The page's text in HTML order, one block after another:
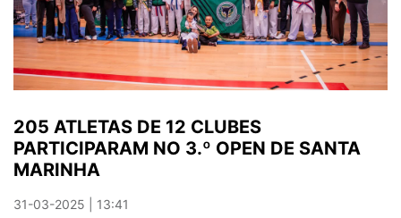
205 ATLETAS DE 12 CLUBES
PARTICIPARAM NO 3.º OPEN DE SANTA
MARINHA
31-03-2025 | 13:41